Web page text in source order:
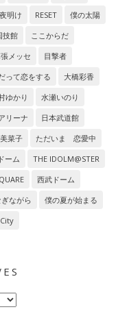
明け RESET
僕の太陽
技館
ここからだ
メッセ
目撃者
って恋をする
大橋彩香
ゆかり
水瀬いのり
リーナ
日本武道館
菜子
ただいま 恋愛中
ーム
THE IDOLM@STER
西武ドーム
ながら
僕の夏が始まる